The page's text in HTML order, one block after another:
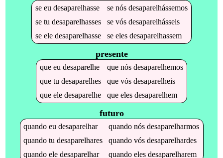
se eu desaparelhasse se nós desaparelhássemos
se tu desaparelhasses se vós desaparelhásseis
se ele desaparelhasse se eles desaparelhassem
presente
que eu desaparelhe que nós desaparelhemos
que tu desaparelhes que vós desaparelheis
que ele desaparelhe que eles desaparelhem
futuro
quandoeudesaparelhar quandonósdesaparelharmos
quandotudesaparelhares quandovósdesaparelhardes
quandoeledesaparelhar quandoelesdesaparelharem